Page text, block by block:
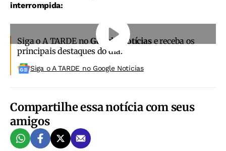
interrompida:
Siga o A TARDE noGoogle Notíciase receba os
principais destaques do dia.
Siga o A TARDE no Google Noticias
Compartilhe essa notícia com seus
amigos